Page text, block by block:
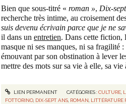
Bien que sous-titré « roman », Dix-
recherche très intime, au croisement
suis devenu écrivain parce que je ne
il dans un entretien. Dans cette fiction,
masque ni ses manques, ni sa fragilité
émouvant par son obstination à lever
mettre des mots sur sa vie à elle, sa vie
LIEN PERMANENT CATÉGORIES :CULTURE,
FOTTORINO DIX-SEPT ANS ROMAN LITTÉRATURE